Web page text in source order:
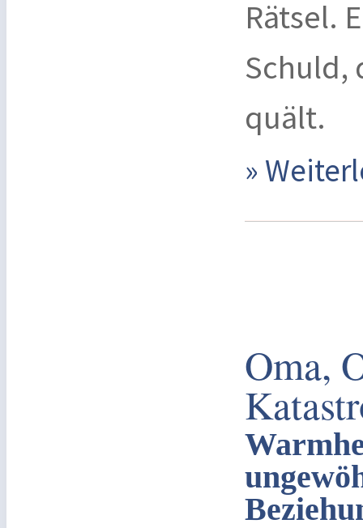
Rätsel.
Schuld,
quält.
»
Oma,